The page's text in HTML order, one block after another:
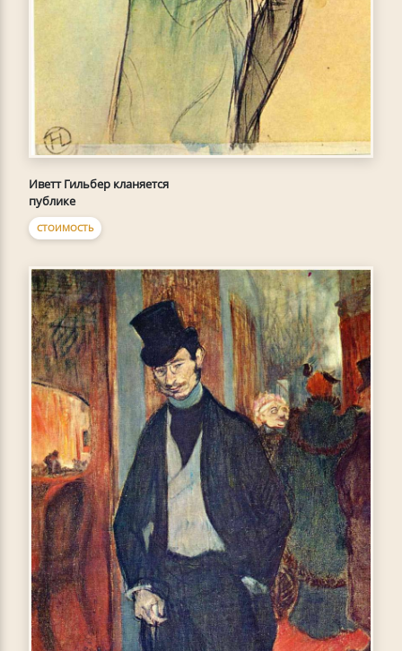
Иветт Гильбер кланяется
публике
СТОИМОСТЬ